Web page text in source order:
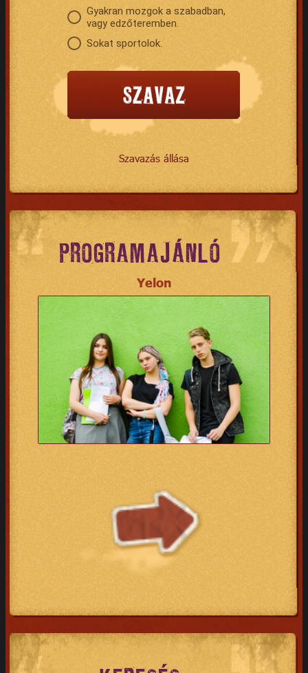
Gyakran mozgok a szabadban,
vagy edzőteremben.
Sokat sportolok.
Szavazás állása
PROGRAMAJÁNLÓ
Yelon